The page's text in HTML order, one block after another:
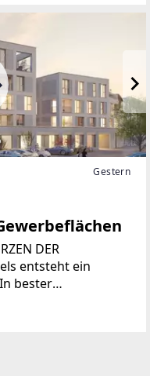
Gestern
DER
entsteht ein
bester
vereinen sich
und